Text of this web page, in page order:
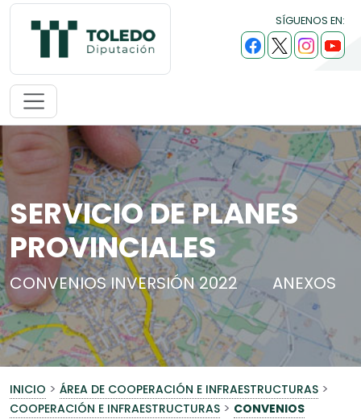
SÍGUENOS EN:
SERVICIO DE PLANES
PROVINCIALES
CONVENIOS INVERSIÓN 2022 ANEXOS
INICIO > ÁREA DE COOPERACIÓN E INFRAESTRUCTURAS >
COOPERACIÓN E INFRAESTRUCTURAS > CONVENIOS